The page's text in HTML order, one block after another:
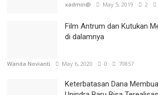
xadmin@ May 5, 2019 2
Film Antrum dan Kutukan
di dalamnya
Wanda Novianti May 6, 2020 0 70857
Keterbatasan Dana